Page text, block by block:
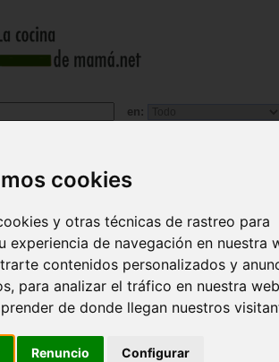
cookies
y otras técnicas de rastreo para
experiencia de navegación en nuestra
contenidos personalizados y
para analizar el tráfico en nuestra
de donde llegan nuestros
Renuncio Configurar
en:
>Menú>Entrantes - aperitivos
Aperitivos originales. Come
Sabrina Fauda-rôle, Akiko Ida
Un buen pan, una base rica e ingredientes de